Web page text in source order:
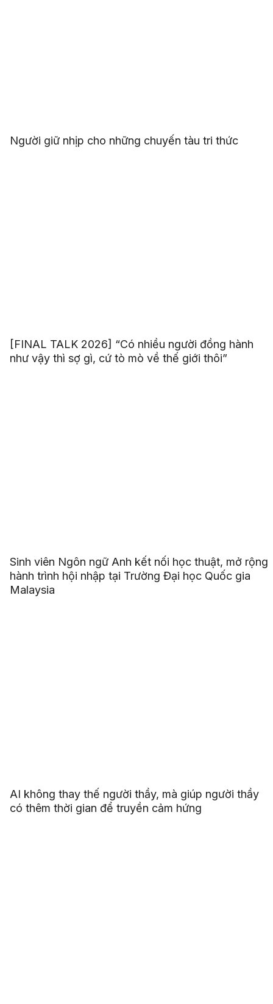
Người giữ nhịp cho những chuyến tàu tri thức
[FINAL TALK 2026] “Có nhiều người đồng hành
như vậy thì sợ gì, cứ tò mò về thế giới thôi”
Sinh viên Ngôn ngữ Anh kết nối học thuật, mở rộng
hành trình hội nhập tại Trường Đại học Quốc gia
Malaysia
AI không thay thế người thầy, mà giúp người thầy
có thêm thời gian để truyền cảm hứng